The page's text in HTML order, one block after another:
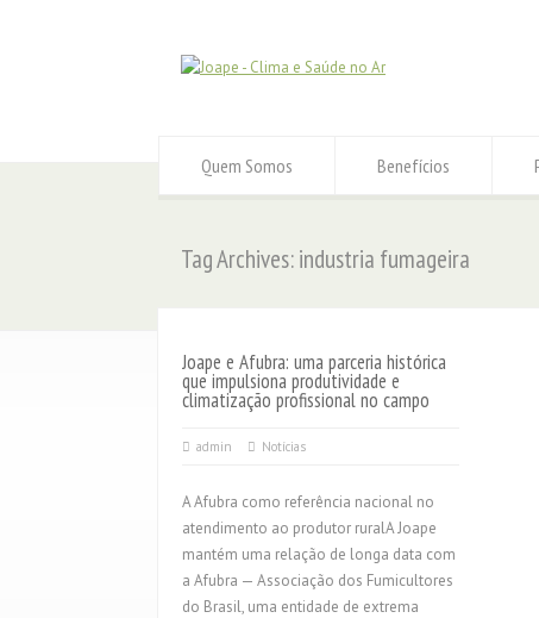
Quem Somos Benefícios
Tag Archives: industria fumageira
Joape e Afubra: uma parceria histórica
que impulsiona produtividade e
climatização profissional no campo
admin Notícias
A Afubra como referência nacional no
atendimento ao produtor ruralA Joape
mantém uma relação de longa data com
a Afubra — Associação dos Fumicultores
do Brasil, uma entidade de extrema